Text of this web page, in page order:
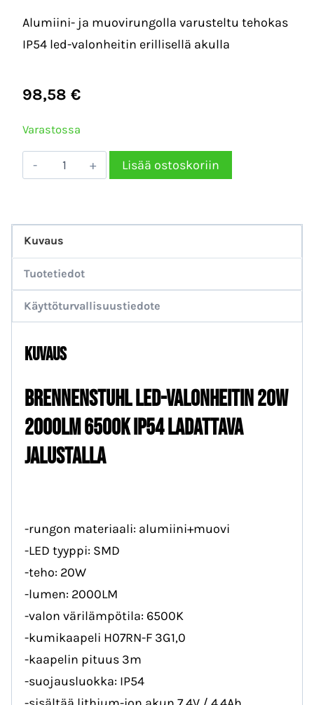
Alumiini- ja muovirungolla varusteltu tehokas
IP54 led-valonheitin erillisellä akulla
98,58 €
Varastossa
LED-
Valonheitin
20W
2000lm
6500K
IP54
ladattava
määrä
Lisää ostoskoriin
Kuvaus
Tuotetiedot
Käyttöturvallisuustiedote
Kuvaus
BRENNENSTUHL LED-VALONHEITIN 20W
2000LM 6500K IP54 LADATTAVA
JALUSTALLA
-rungon materiaali: alumiini+muovi
-LED tyyppi: SMD
-teho: 20W
-lumen: 2000LM
-valon värilämpötila: 6500K
-kumikaapeli H07RN-F 3G1,0
-kaapelin pituus 3m
-suojausluokka: IP54